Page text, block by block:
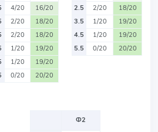
4/20
16/20
2/20
18/20
2/20
18/20
1/20
19/20
1/20
19/20
0/20 20/20
2.5
2/20
18/20
3.5
1/20
19/20
4.5
1/20
19/20
5.5
0/20 20/20
Ф2